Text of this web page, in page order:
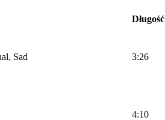
Długość
Sad 3:26
4:10